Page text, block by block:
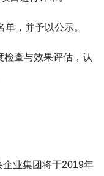
，并予以公示。
检查与效果评估，认
业集团将于2019年